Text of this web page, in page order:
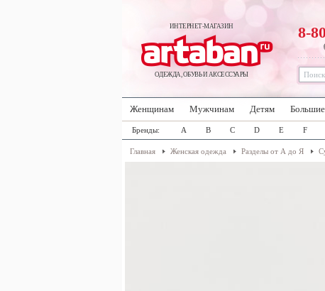
ИНТЕРНЕТ-МАГАЗИН
ОДЕЖДА, ОБУВЬ И АКСЕССУАРЫ
8-
Женщинам Мужчинам Детям
Бренды: A B C D E F
Главная Женская одежда Разделы от А до Я